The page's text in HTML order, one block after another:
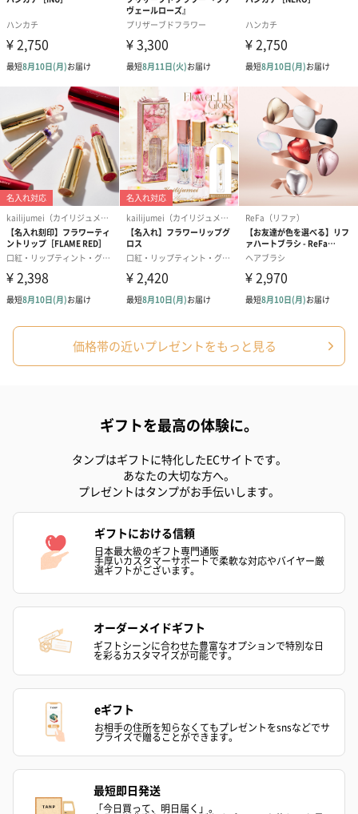
生花
生花のブーケを同梱します。
※9-15時にご注文いただく場合、最短のお届け可能日が通常より
も1日遅くなります。
シーズンブーケ（ひま
わり）（1,880円）
ブーケ（ホワイトグリ
ーン）（1,650円）
ブーケ（ピン
（1,650円）
ドライフラワー・プリザーブドフラワー
自然のお花で作ったドライフラワー・プリザーブドフラワーを同
梱します。
プリザーブドフラワー
ブーケ（ピンク）
（2,580円）
プリザーブドフラワー
ブーケ（ブルー）
アミュレット
ク）（1,500円
ぬいぐるみ
愛らしいぬいぐるみを同梱してお届けします。
誕生日・記念日・出産祝いなどのシーンにおすすめです。
価格帯の近いプレゼントをもっと見る
ギフトを最高の体験に。
タンプはギフトに特化したECサイトです。
あなたの大切な方へ。
プレゼントはタンプがお手伝いします。
ギフトにおける信頼
日本最大級のギフト専門通販
手厚いカスタマーサポートで柔軟な対応やバイヤー厳
選ギフトがございます。
オーダーメイドギフト
ギフトシーンに合わせた豊富なオプションで特別な日
を彩るカスタマイズが可能です。
eギフト
お相手の住所を知らなくてもプレゼントをsnsなどでサ
プライズで贈ることができます。
最短即日発送
「今日買って、明日届く」。